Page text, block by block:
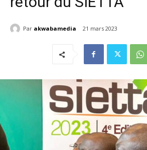
Par akwabamedia 21 mars 2023